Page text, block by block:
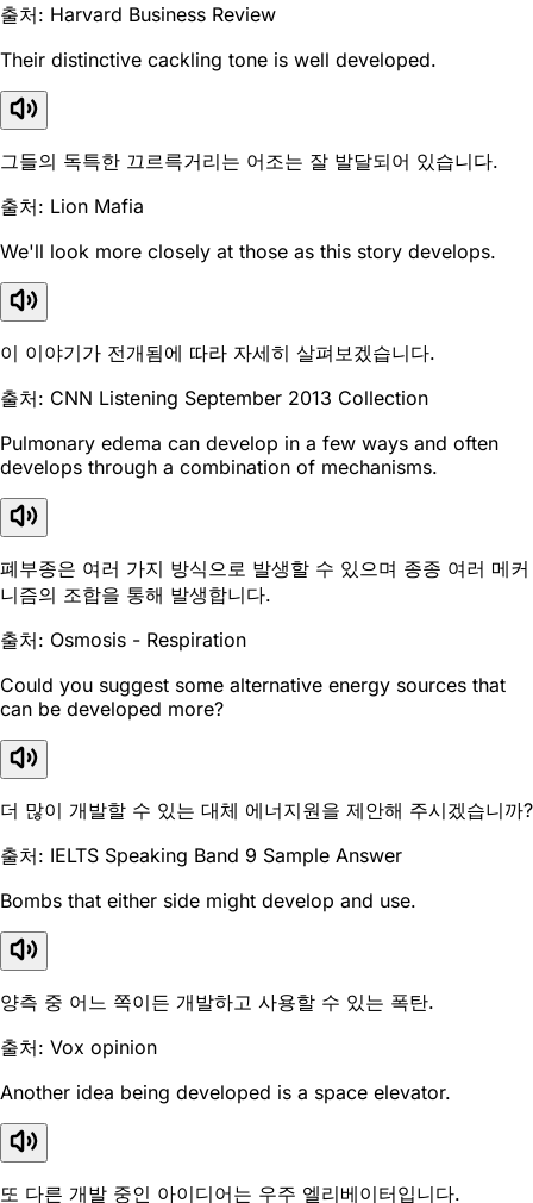
출처: Harvard Business Review
Their distinctive cackling tone is well developed.
그들의 독특한 끄르륵거리는 어조는 잘 발달되어 있습니다.
출처: Lion Mafia
We'll look more closely at those as this story develops.
이 이야기가 전개됨에 따라 자세히 살펴보겠습니다.
출처: CNN Listening September 2013 Collection
Pulmonary edema can develop in a few ways and often
develops through a combination of mechanisms.
폐부종은 여러 가지 방식으로 발생할 수 있으며 종종 여러 메커
니즘의 조합을 통해 발생합니다.
출처: Osmosis - Respiration
Could you suggest some alternative energy sources that
can be developed more?
더 많이 개발할 수 있는 대체 에너지원을 제안해 주시겠습니까?
출처: IELTS Speaking Band 9 Sample Answer
Bombs that either side might develop and use.
양측 중 어느 쪽이든 개발하고 사용할 수 있는 폭탄.
출처: Vox opinion
Another idea being developed is a space elevator.
또 다른 개발 중인 아이디어는 우주 엘리베이터입니다.